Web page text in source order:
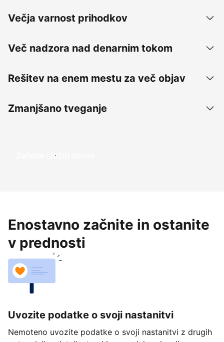
Večja varnost prihodkov
Več nadzora nad denarnim tokom
Rešitev na enem mestu za več objav
Zmanjšano tveganje
Začnite služiti danes
Enostavno začnite in ostanite
v prednosti
Uvozite podatke o svoji nastanitvi
Nemoteno uvozite podatke o svoji nastanitvi z drugih